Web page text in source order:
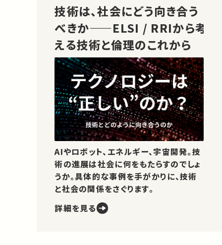
技術は、社会にどう向き合う
べきか——ELSI / RRIから考
える技術と倫理のこれから
AIやロボット、エネルギー、宇宙開発。技
術の進展は社会に何をもたらすのでしょ
うか。具体的な事例を手がかりに、技術
と社会の関係をさぐります。
詳細を見る